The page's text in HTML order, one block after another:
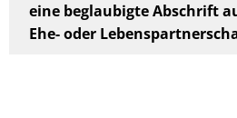
eine beglaubigte Abschrift
Ehe- oder